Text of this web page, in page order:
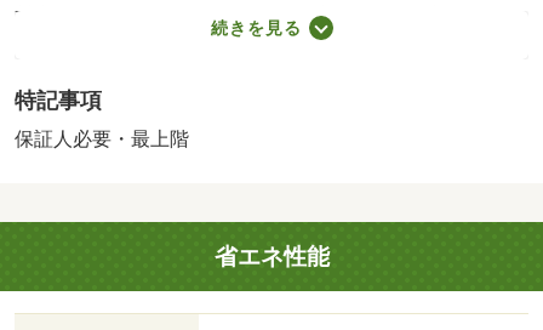
料金］ミツウロコグリーンエネルギー？から供給されま
す。、［安心入居サポート］ ２年更新※契約時加入必須
０円、法人１か月、電気はミツウロコグリーンエネル 冷
房あり 【設備・特記事項備考】ペット不可・ルームシェ
続きを見る
特記事項
保証人必要・最上階
省エネ性能